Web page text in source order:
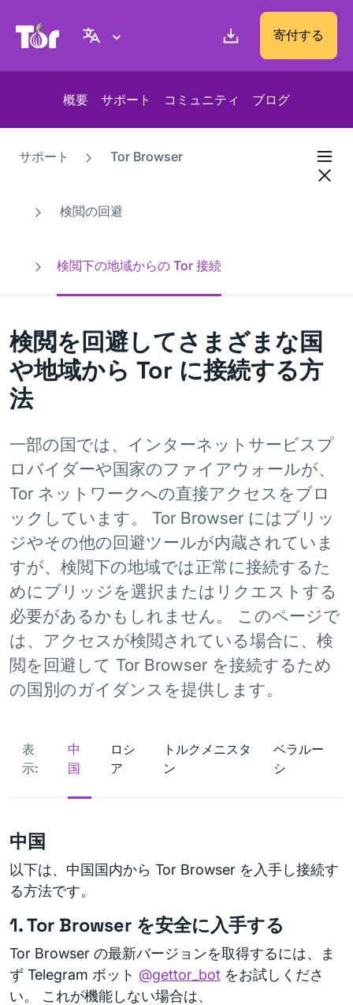
Tor Project ウェブサイト 寄付する
概要 サポート コミュニティ ブログ
サポート Tor Browser
検閲の回避
検閲下の地域からの Tor 接続
検閲を回避してさまざまな国
や地域から Tor に接続する方
法
一部の国では、インターネットサービスプ
ロバイダーや国家のファイアウォールが、
Tor ネットワークへの直接アクセスをブロ
ックしています。 Tor Browser にはブリッ
ジやその他の回避ツールが内蔵されていま
すが、検閲下の地域では正常に接続するた
めにブリッジを選択またはリクエストする
必要があるかもしれません。 このページで
は、アクセスが検閲されている場合に、検
閲を回避して Tor Browser を接続するため
の国別のガイダンスを提供します。
表
示:
中
国
ロシ
ア
トルクメニスタ
ン
ベラルー
シ
中国
以下は、中国国内から Tor Browser を入手し接続す
る方法です。
1. Tor Browser を安全に入手する
Tor Browser の最新バージョンを取得するには、ま
ず Telegram ボット @gettor_bot をお試しくださ
い。 これが機能しない場合は、